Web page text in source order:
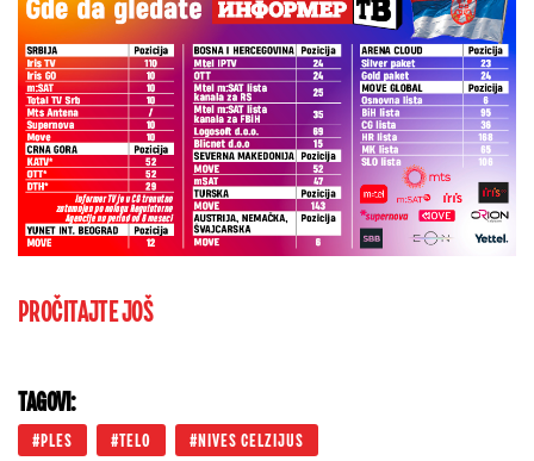
PROČITAJTE JOŠ
TAGOVI:
PLES TELO NIVES CELZIJUS